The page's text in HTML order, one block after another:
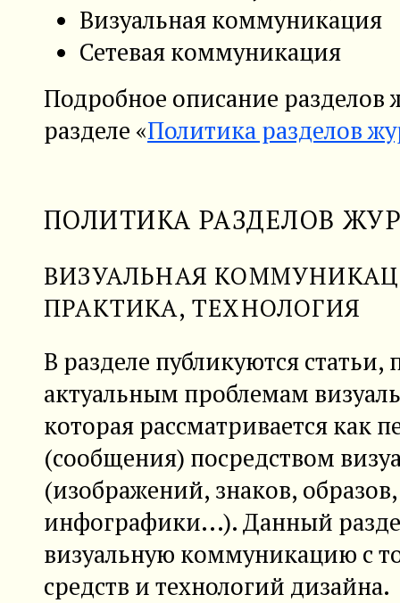
Визуальная коммуникация
Сетевая коммуникация
Подробное описание разделов
разделе «Политика разделов
ПОЛИТИКА РАЗДЕЛОВ
ВИЗУАЛЬНАЯ
ПРАКТИКА, ТЕХНОЛОГИЯ
В разделе публикуются
актуальным проблемам
которая рассматривается как
(сообщения) посредством
(изображений, знаков,
инфографики...). Данный
визуальную коммуникацию с
средств и технологий дизайна.